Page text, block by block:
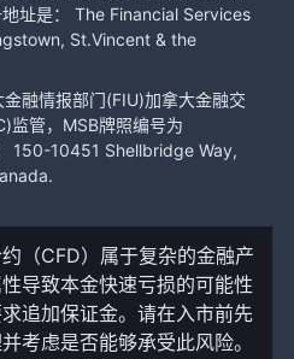
址是： The Financial Services
St.Vincent & the
融情报部门(FIU)加拿大金融交
监管，MSB牌照编号为
150-10451 Shellbridge Way,
（CFD）属于复杂的金融产
导致本金快速亏损的可能性
追加保证金。请在入市前先
考虑是否能够承受此风险。